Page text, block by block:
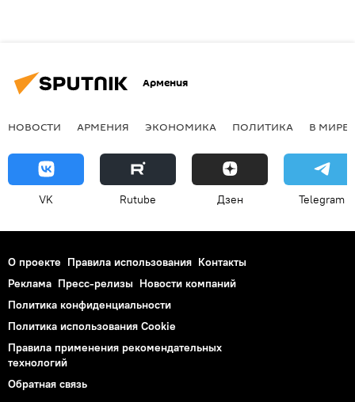
Армения
НОВОСТИ АРМЕНИЯ ЭКОНОМИКА ПОЛИТИКА В МИРЕ
VK Rutube Дзен Telegram
О проекте Правила использования Контакты
Реклама Пресс-релизы Новости компаний
Политика конфиденциальности
Политика использования Cookie
Правила применения рекомендательных
технологий
Обратная связь